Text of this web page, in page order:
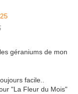
géraniums de mon
facile..
"La Fleur du Mois"